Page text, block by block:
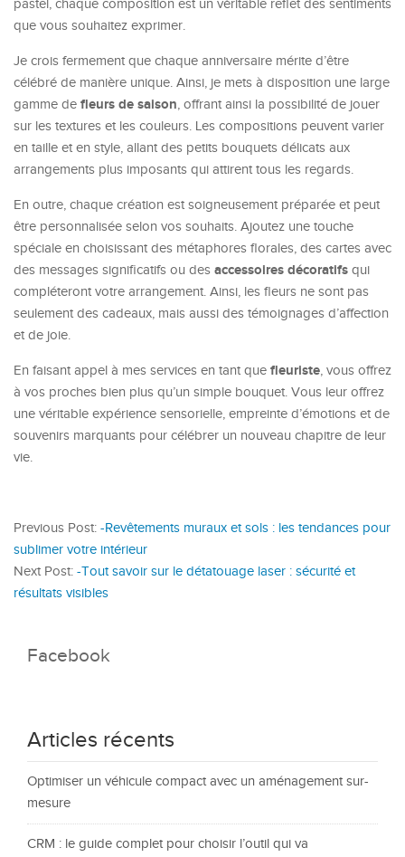
pastel, chaque composition est un véritable reflet des sentiments
que vous souhaitez exprimer.
Je crois fermement que chaque anniversaire mérite d’être
célébré de manière unique. Ainsi, je mets à disposition une large
gamme de fleurs de saison, offrant ainsi la possibilité de jouer
sur les textures et les couleurs. Les compositions peuvent varier
en taille et en style, allant des petits bouquets délicats aux
arrangements plus imposants qui attirent tous les regards.
En outre, chaque création est soigneusement préparée et peut
être personnalisée selon vos souhaits. Ajoutez une touche
spéciale en choisissant des métaphores florales, des cartes avec
des messages significatifs ou des accessoires décoratifs qui
compléteront votre arrangement. Ainsi, les fleurs ne sont pas
seulement des cadeaux, mais aussi des témoignages d’affection
et de joie.
En faisant appel à mes services en tant que fleuriste, vous offrez
à vos proches bien plus qu’un simple bouquet. Vous leur offrez
une véritable expérience sensorielle, empreinte d’émotions et de
souvenirs marquants pour célébrer un nouveau chapitre de leur
vie.
Previous Post: -Revêtements muraux et sols : les tendances pour
sublimer votre intérieur
Next Post: -Tout savoir sur le détatouage laser : sécurité et
résultats visibles
Facebook
Articles récents
Optimiser un véhicule compact avec un aménagement sur-
mesure
CRM : le guide complet pour choisir l’outil qui va